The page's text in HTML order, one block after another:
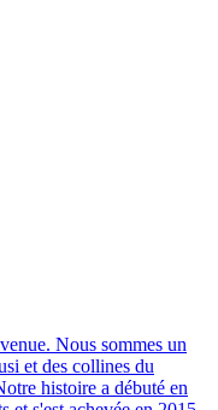
Nous sommes un
et des collines du
histoire a débuté en